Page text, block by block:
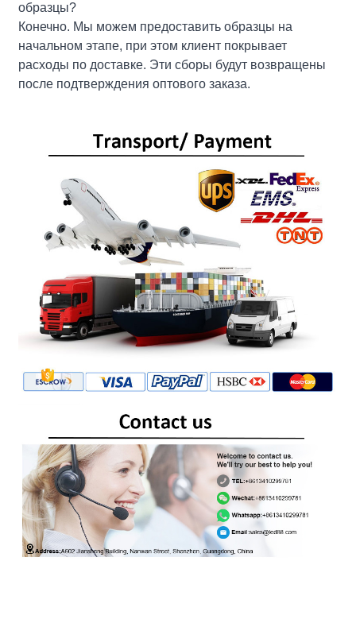
образцы?
Конечно. Мы можем предоставить образцы на
начальном этапе, при этом клиент покрывает
расходы по доставке. Эти сборы будут возвращены
после подтверждения оптового заказа.